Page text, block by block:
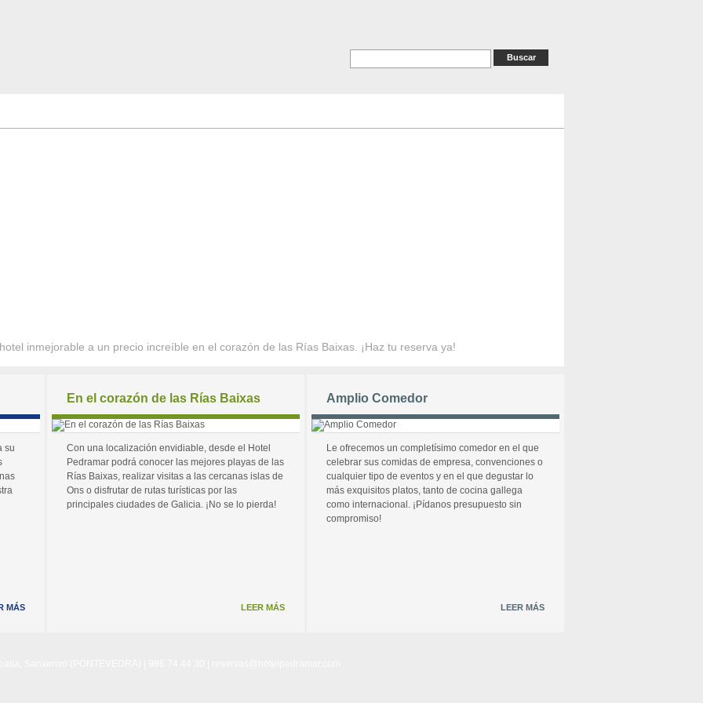
inmejorable a un precio increíble en el corazón de las Rías Baixas. ¡Haz tu reserva ya!
su
MÁS
En el corazón de las Rías Baixas
Con una localización envidiable, desde el Hotel
Pedramar podrá conocer las mejores playas de las
Rías Baixas, realizar visitas a las cercanas islas de
Ons o disfrutar de rutas turísticas por las
principales ciudades de Galicia. ¡No se lo pierda!
LEER MÁS
Amplio Comedor
Le ofrecemos un completísimo comedor en el que
celebrar sus comidas de empresa, convenciones o
cualquier tipo de eventos y en el que degustar lo
más exquisitos platos, tanto de cocina gallega
como internacional. ¡Pídanos presupuesto sin
compromiso!
LEER MÁS